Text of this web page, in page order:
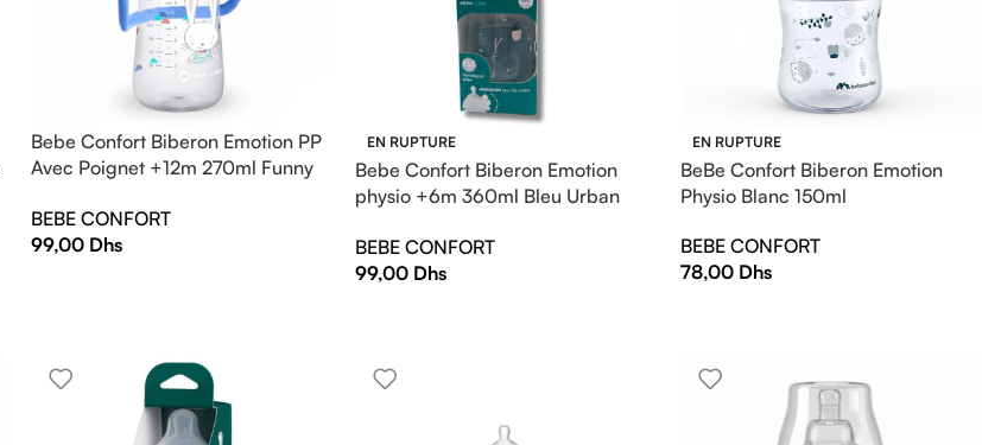
Bebe Confort Biberon Emotion PP
Avec Poignet +12m 270ml Funny
BEBE CONFORT
99,00 Dhs
EN RUPTURE
Bebe Confort Biberon Emotion
physio +6m 360ml Bleu Urban
BEBE CONFORT
99,00 Dhs
EN RUPTURE
BeBe Confort Biberon Emotion
Physio Blanc 150ml
BEBE CONFORT
78,00 Dhs